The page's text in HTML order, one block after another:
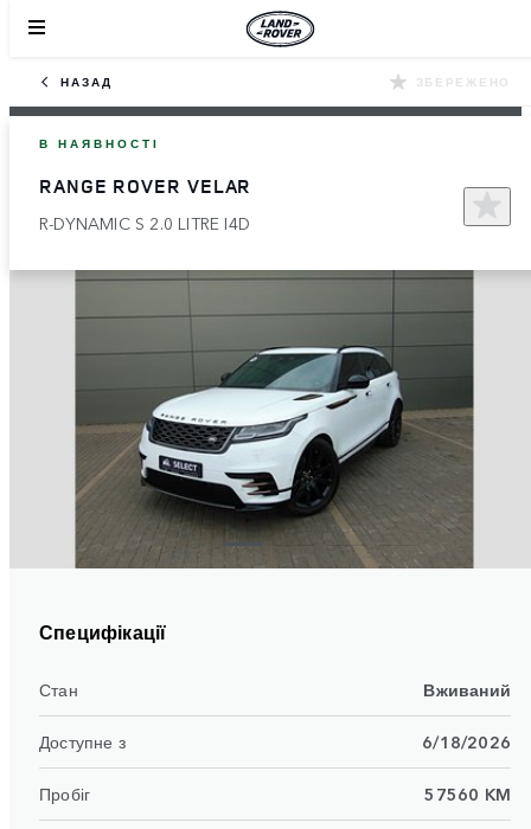
НАЗАД ЗБЕРЕЖЕНО
В НАЯВНОСТІ
RANGE ROVER VELAR
R-DYNAMIC S 2.0 LITRE I4D​
Специфікації
Стан Вживаний
Доступне з 6/18/2026
Пробіг 57560 KM